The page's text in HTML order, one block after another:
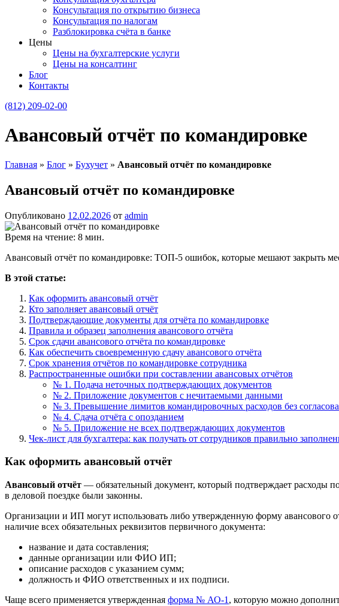
Консультация по открытию бизнеса
Консультация по налогам
Разблокировка счёта в банке
Цены
Цены на бухгалтерские услуги
Цены на консалтинг
Блог
Контакты
(812) 209-02-00
Авансовый отчёт по командировке
Главная » Блог » Бухучет » Авансовый отчёт по командировке
Авансовый отчёт по командировке
Опубликовано 12.02.2026 от admin
Время на чтение: 8 мин.
Авансовый отчёт по командировке: ТОП‑5 ошибок, которые мешают закрыть
В этой статье:
Как оформить авансовый отчёт
Кто заполняет авансовый отчёт
Подтверждающие документы для отчёта по командировке
Правила и образец заполнения авансового отчёта
Срок сдачи авансового отчёта по командировке
Как обеспечить своевременную сдачу авансового отчёта
Срок хранения отчётов по командировке сотрудника
Распространенные ошибки при составлении авансовых отчётов
№ 1. Подача неточных подтверждающих документов
№ 2. Приложение документов с нечитаемыми данными
№ 3. Превышение лимитов командировочных расходов без
№ 4. Сдача отчёта с опозданием
№ 5. Приложение не всех подтверждающих документов
Чек‑лист для бухгалтера: как получать от сотрудников правильно
Как оформить авансовый отчёт
Авансовый отчёт — обязательный документ, который подтверждает расходы
в деловой поездке были законны.
Организации и ИП могут использовать либо утвержденную форму авансового
наличие всех обязательных реквизитов первичного документа:
название и дата составления;
данные организации или ФИО ИП;
описание расходов с указанием сумм;
должность и ФИО ответственных и их подписи.
Чаще всего применяется утвержденная форма № АО‑1 , которую можно